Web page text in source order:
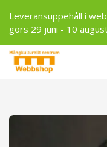
Leveransuppehåll i
görs 29 juni - 10